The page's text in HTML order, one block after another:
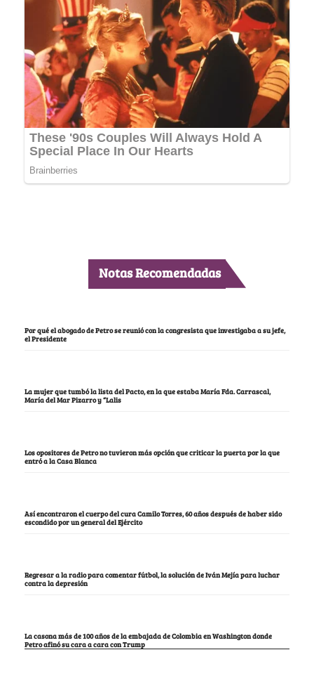
Notas Recomendadas
Por qué el abogado de Petro se reunió con la congresista que investigaba a su jefe,
el Presidente
La mujer que tumbó la lista del Pacto, en la que estaba María Fda. Carrascal,
María del Mar Pizarro y “Lalis
Los opositores de Petro no tuvieron más opción que criticar la puerta por la que
entró a la Casa Blanca
Así encontraron el cuerpo del cura Camilo Torres, 60 años después de haber sido
escondido por un general del Ejército
Regresar a la radio para comentar fútbol, la solución de Iván Mejía para luchar
contra la depresión
La casona más de 100 años de la embajada de Colombia en Washington donde
Petro afinó su cara a cara con Trump